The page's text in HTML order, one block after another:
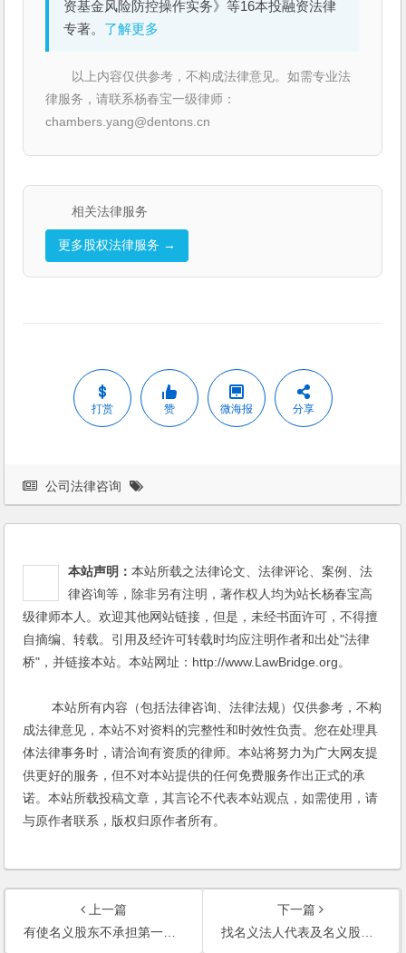
资基金风险防控操作实务》等16本投融资法律
专著。 了解更多
以上内容仅供参考，不构成法律意见。如需专业法
律服务，请联系杨春宝一级律师：
chambers.yang@dentons.cn
相关法律服务
更多股权法律服务 →
打赏 赞 微海报 分享
公司法律咨询
本站声明：本站所载之法律论文、法律评论、案例、法
律咨询等，除非另有注明，著作权人均为站长杨春宝高
级律师本人。欢迎其他网站链接，但是，未经书面许可，不得擅
自摘编、转载。引用及经许可转载时均应注明作者和出处"法律
桥"，并链接本站。本站网址：http://www.LawBridge.org。
本站所有内容（包括法律咨询、法律法规）仅供参考，不构
成法律意见，本站不对资料的完整性和时效性负责。您在处理具
体法律事务时，请洽询有资质的律师。本站将努力为广大网友提
供更好的服务，但不对本站提供的任何免费服务作出正式的承
诺。本站所载投稿文章，其言论不代表本站观点，如需使用，请
与原作者联系，版权归原作者所有。
上一篇
有使名义股东不承担第一位的法律责任的方法吗？
下一篇
找名义法人代表及名义股东来进行登记开公司，私下签一份出资入股的协议，有保障吗？